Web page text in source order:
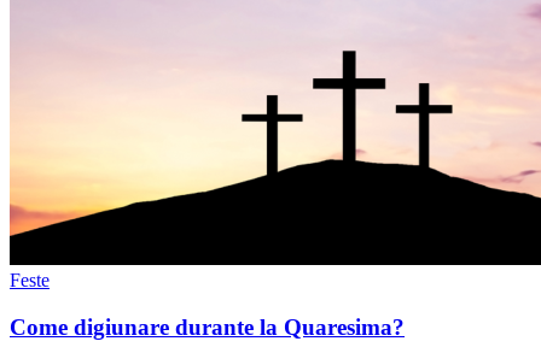
Feste
Come digiunare durante la Quaresima?